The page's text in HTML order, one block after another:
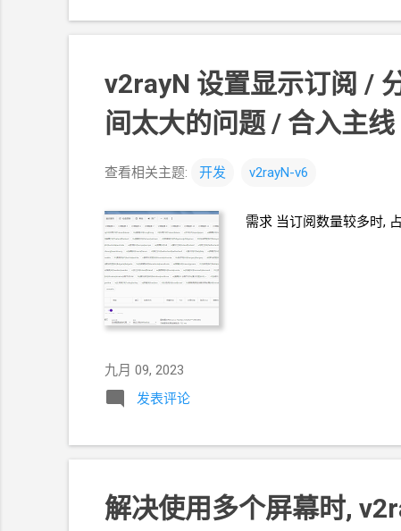
v2rayN 设置显示订阅 /
间太大的问题 / 合入主线
查看相关主题: 开发 v2rayN-v6
需求 当订阅数量较多时,
九月 09, 2023
发表评论
解决使用多个屏幕时,